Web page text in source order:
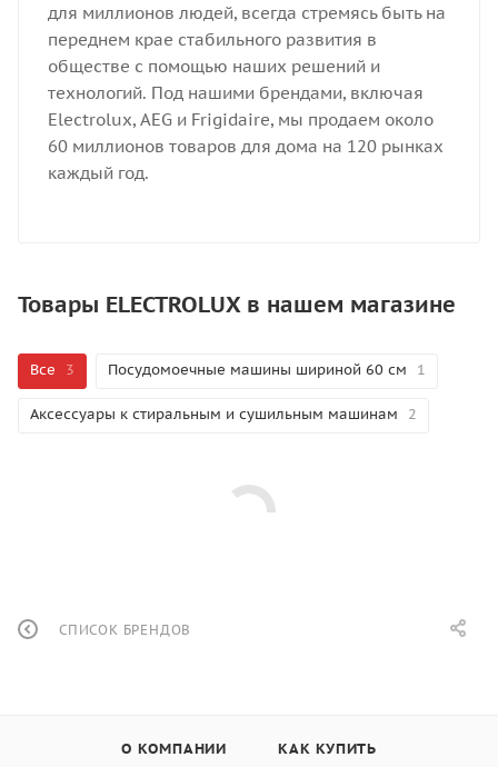
для миллионов людей, всегда стремясь быть на
переднем крае стабильного развития в
обществе с помощью наших решений и
технологий. Под нашими брендами, включая
Electrolux, AEG и Frigidaire, мы продаем около
60 миллионов товаров для дома на 120 рынках
каждый год.
Товары ELECTROLUX в нашем магазине
Все 3 Посудомоечные машины шириной 60 см 1
Аксессуары к стиральным и сушильным машинам 2
СПИСОК БРЕНДОВ
О КОМПАНИИ КАК КУПИТЬ